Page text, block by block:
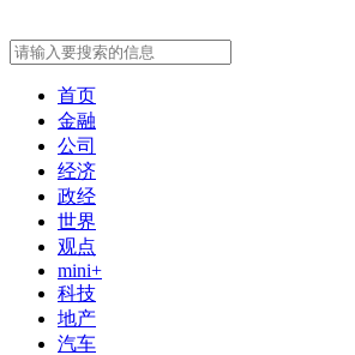
首页
金融
公司
经济
政经
世界
观点
mini+
科技
地产
汽车